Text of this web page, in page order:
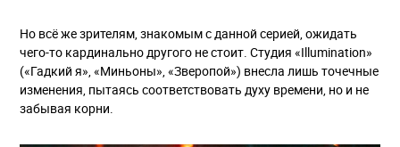
Но всё же зрителям, знакомым с данной серией, ожидать
чего-то кардинально другого не стоит. Студия «Illumination»
(«Гадкий я», «Миньоны», «Зверопой») внесла лишь точечные
изменения, пытаясь соответствовать духу времени, но и не
забывая корни.